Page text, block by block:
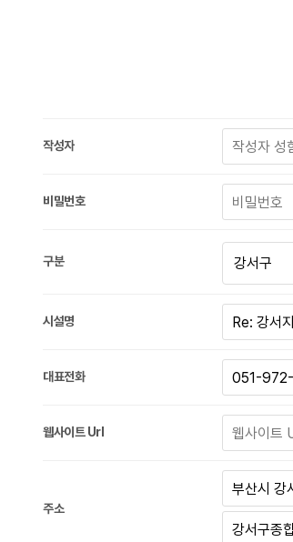
작성자
비밀번호
구분
시설명
대표전화
웹사이트 Url
주소